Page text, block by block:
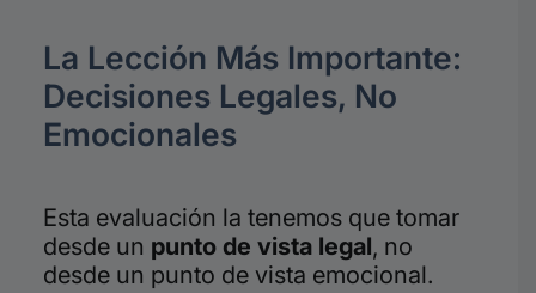
La Lección Más Importante:
Decisiones Legales, No
Emocionales
Esta evaluación la tenemos que tomar
desde un punto de vista legal, no
desde un punto de vista emocional.